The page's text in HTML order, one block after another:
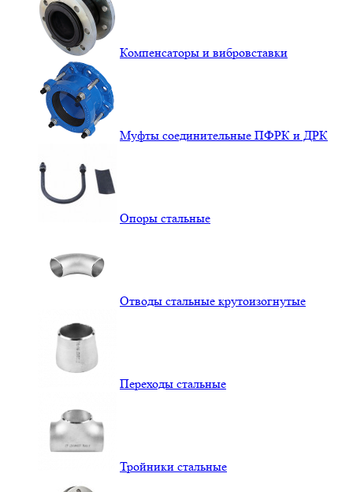
Компенсаторы и вибровставки
Муфты соединительные ПФРК и ДРК
Опоры стальные
Отводы стальные крутоизогнутые
Переходы стальные
Тройники стальные